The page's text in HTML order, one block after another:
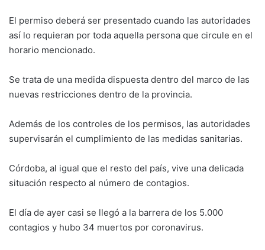
El permiso deberá ser presentado cuando las autoridades
así lo requieran por toda aquella persona que circule en el
horario mencionado.
Se trata de una medida dispuesta dentro del marco de las
nuevas restricciones dentro de la provincia.
Además de los controles de los permisos, las autoridades
supervisarán el cumplimiento de las medidas sanitarias.
Córdoba, al igual que el resto del país, vive una delicada
situación respecto al número de contagios.
El día de ayer casi se llegó a la barrera de los 5.000
contagios y hubo 34 muertos por coronavirus.